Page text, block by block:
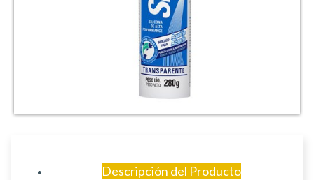
Descripción del Producto